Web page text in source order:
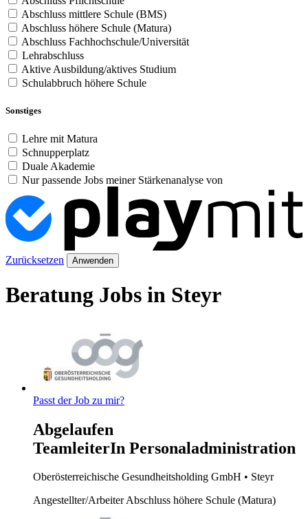
Abschluss mittlere Schule (BMS)
Abschluss höhere Schule (Matura)
Abschluss Fachhochschule/Universität
Lehrabschluss
Aktive Ausbildung/aktives Studium
Schulabbruch höhere Schule
Sonstiges
Lehre mit Matura
Schnupperplatz
Duale Akademie
Nur passende Jobs meiner Stärkenanalyse von
Zurücksetzen Anwenden
Beratung Jobs in Steyr
Passt der Job zu mir?
Abgelaufen
TeamleiterIn Personaladministration
Oberösterreichische Gesundheitsholding GmbH • Steyr
Angestellter/ArbeiterAbschluss höhere Schule (Matura)